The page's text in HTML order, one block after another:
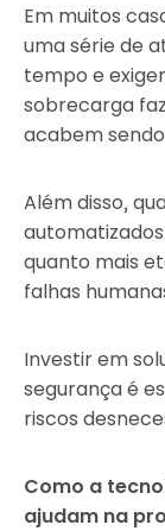
Em muitos
uma série de
tempo e
sobrecarga
acabem
Além disso,
quanto mais
falhas
Investir em
segurança é
riscos
Como a
ajudam na